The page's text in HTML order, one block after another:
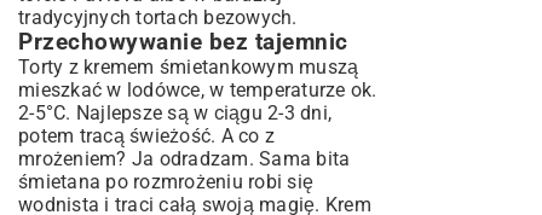
tradycyjnychtortach bezowych.
Przechowywanie bez tajemnic
Torty z kremem śmietankowym muszą
mieszkać w lodówce, w temperaturze ok.
2-5°C. Najlepsze są w ciągu 2-3 dni,
potem tracą świeżość. A co z
mrożeniem? Ja odradzam. Sama bita
śmietana po rozmrożeniu robi się
wodnista i traci całą swoją magię. Krem